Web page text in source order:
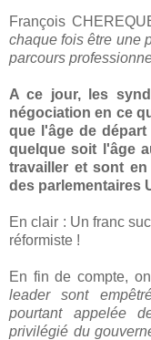
François
chaque fois être une
parcours
A ce jour, les
négociation en ce
que l'âge de
quelque soit l'âge
travailler et sont
des parlementaires
En clair : Un franc
réformiste !
En fin de compte,
leader sont
pourtant appelée
privilégié du